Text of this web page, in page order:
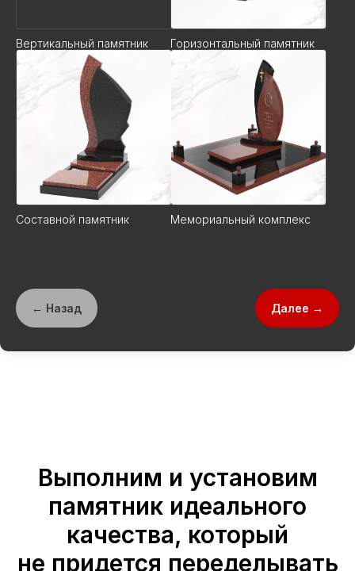
Вертикальный памятник Горизонтальный памятник
Составной памятник Мемориальный комплекс
← Назад Далее →
Выполним и установим
памятник идеального
качества, который
не придется переделывать